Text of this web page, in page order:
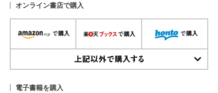
オンライン書店で購入
電子書籍を購入